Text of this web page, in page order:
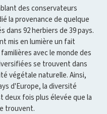
des conservateurs
la provenance de quelque
dans 92 herbiers de 39 pays.
mis en lumière un fait
avec le monde des
se trouvent dans
végétale naturelle. Ainsi,
d'Europe, la diversité
deux fois plus élevée que la
trouvent.